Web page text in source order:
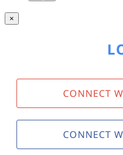
×
CONNECT
CONNECT